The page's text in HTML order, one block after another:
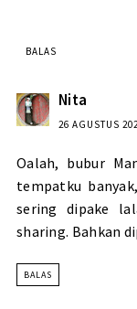
BALAS
Nita
26 AGUSTUS
Oalah, bubur
tempatku
sering dipake
sharing. Bahkan
BALAS